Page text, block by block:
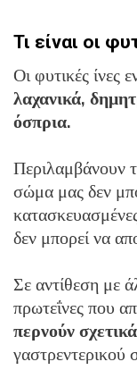
Τι είναι οι
Οι φυτικές ίνες
λαχανικά,
όσπρια.
Περιλαμβάνουν
σώμα μας δεν
δεν μπορεί να
Σε αντίθεση με
πρωτεΐνες που
περνούν